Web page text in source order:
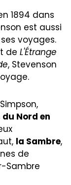
1894 dans
est aussi
voyages.
de L'Étrange
, Stevenson
Nord en
la Sambre,
de
Sambre